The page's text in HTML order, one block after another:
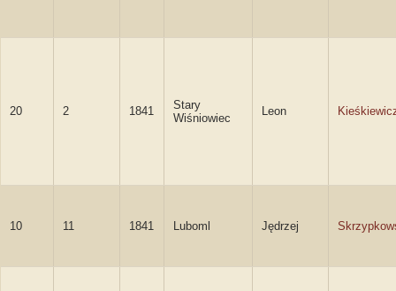
20 2 1841
Stary
Wiśniowiec
Leon
10 11 1841 Luboml Jędrzej